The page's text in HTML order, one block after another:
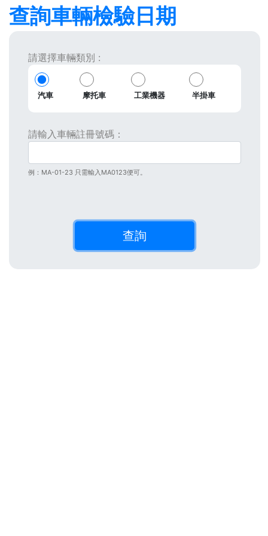
查詢車輛檢驗日期
請選擇車輛類別 :
汽車 摩托車 工業機器 半掛車
請輸入車輛註冊號碼：
例：MA-01-23 只需輸入MA0123便可。